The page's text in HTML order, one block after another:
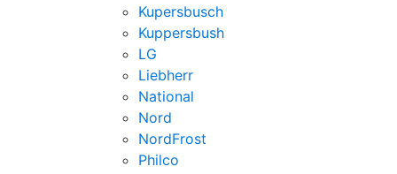
Kupersbusch
Kuppersbush
LG
Liebherr
National
Nord
NordFrost
Philco